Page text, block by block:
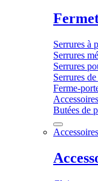
Serrures à
Serrures
Serrures
Serrures
Ferme-
Accessoires
Butées de